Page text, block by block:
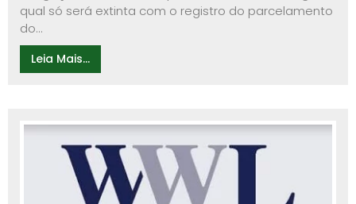
qual só será extinta com o registro do parcelamento
do...
Leia Mais...